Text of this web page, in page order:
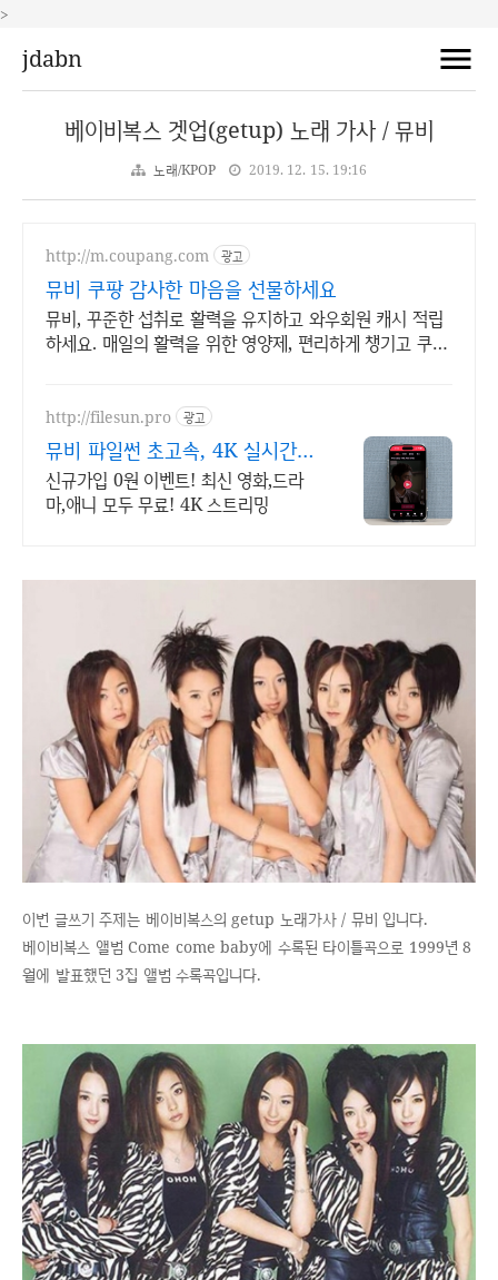
>
jdabn
베이비복스 겟업(getup) 노래 가사 / 뮤비
노래/KPOP 2019. 12. 15. 19:16
http://m.coupang.com 광고
뮤비 쿠팡 감사한 마음을 선물하세요
뮤비, 꾸준한 섭취로 활력을 유지하고 와우회원 캐시 적립
하세요. 매일의 활력을 위한 영양제, 편리하게 챙기고 쿠팡
http://filesun.pro 광고
뮤비 파일썬 초고속, 4K 실시간
보기!
신규가입 0원 이벤트! 최신 영화,드라
마,애니 모두 무료! 4K 스트리밍
이번 글쓰기 주제는 베이비복스의 getup 노래가사 / 뮤비 입니다.
베이비복스 앨범 Come come baby에 수록된 타이틀곡으로 1999년 8
월에 발표했던 3집 앨범 수록곡입니다.